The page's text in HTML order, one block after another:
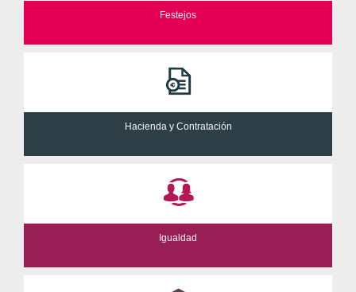
Festejos
Hacienda y Contratación
Igualdad